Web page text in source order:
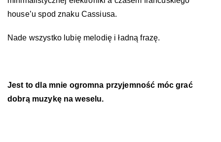
house’u spod znaku Cassiusa.
Nade wszystko lubię melodię i ładną frazę.
Jest to dla mnie ogromna przyjemność móc grać
dobrą muzykę na weselu.